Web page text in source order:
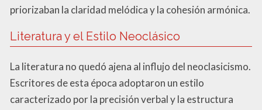
priorizaban la claridad melódica y la cohesión armónica.
Literatura y el Estilo Neoclásico
La literatura no quedó ajena al influjo del neoclasicismo.
Escritores de esta época adoptaron un estilo
caracterizado por la precisión verbal y la estructura